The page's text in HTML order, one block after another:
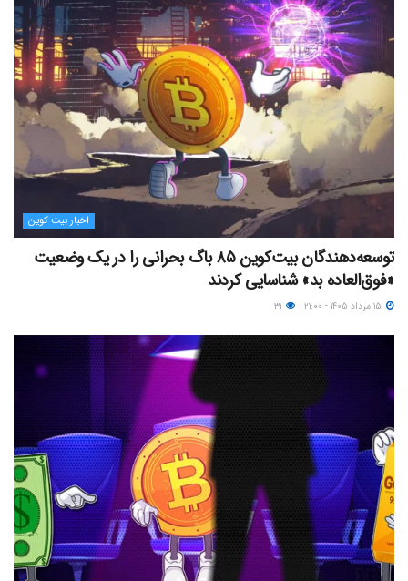
اخبار بیت کوین
توسعه‌دهندگان بیت‌کوین ۸۵ باگ بحرانی را در یک وضعیت
«فوق‌العاده بد» شناسایی کردند